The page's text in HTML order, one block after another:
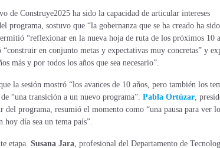
de Construye2025 ha sido la capacidad de articular intereses
programa, sostuvo que “la gobernanza que se ha creado ha
“reflexionar en la nueva hoja de ruta de los próximos 10
en conjunto metas y expectativas muy concretas” y
más y por todos los años que sea necesario”.
la sesión mostró “los avances de 10 años, pero también los
“una transición a un nuevo programa”. Pabla Ortúzar ,
del programa, resumió el momento como “una pausa para ver
día sea un tema país”.
etapa. Susana Jara , profesional del Departamento de